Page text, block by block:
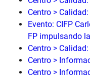
Centro >
Evento: CIFP
FP impulsando
Centro >
Centro >
Centro >